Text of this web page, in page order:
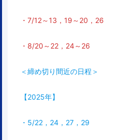
・7/12～13，19～20，26
・8/20～22，24～26
＜締め切り間近の日程＞
【2025年】
・5/22，24，27，29